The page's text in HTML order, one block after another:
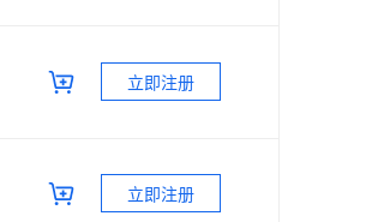
立即注册
立即注册